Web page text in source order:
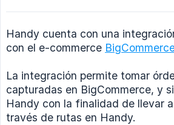
Handy cuenta con una
con el e-commerce
La integración permite tomar
capturadas en BigCommerce, y
Handy con la finalidad de llevar
través de rutas en Handy.